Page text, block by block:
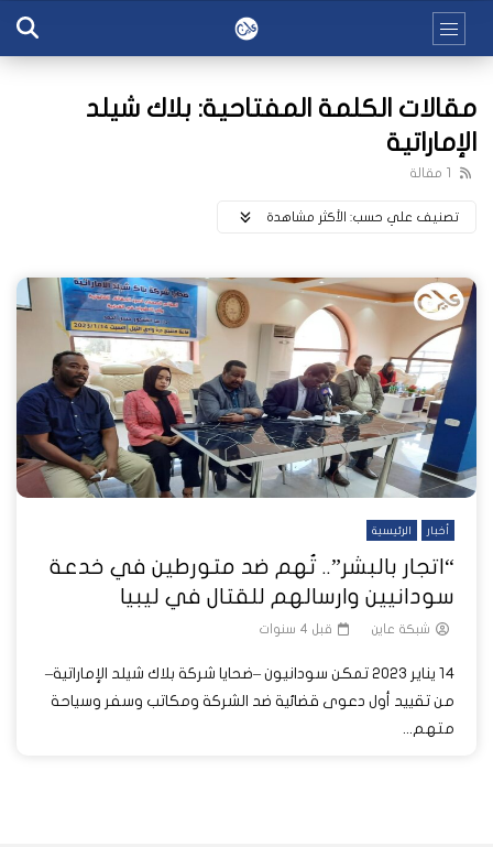
مقالات الكلمة المفتاحية: بلاك شيلد
الإماراتية
1 مقالة
تصنيف علي حسب: اﻷكثر مشاهدة
أخبار الرئيسية
“اتجار بالبشر”.. تُهم ضد متورطين في خدعة
سودانيين وارسالهم للقتال في ليبيا
شبكة عاين قبل 4 سنوات
14 يناير 2023 تمكن سودانيون –ضحايا شركة بلاك شيلد الإماراتية–
من تقييد أول دعوى قضائية ضد الشركة ومكاتب وسفر وسياحة
متهم...